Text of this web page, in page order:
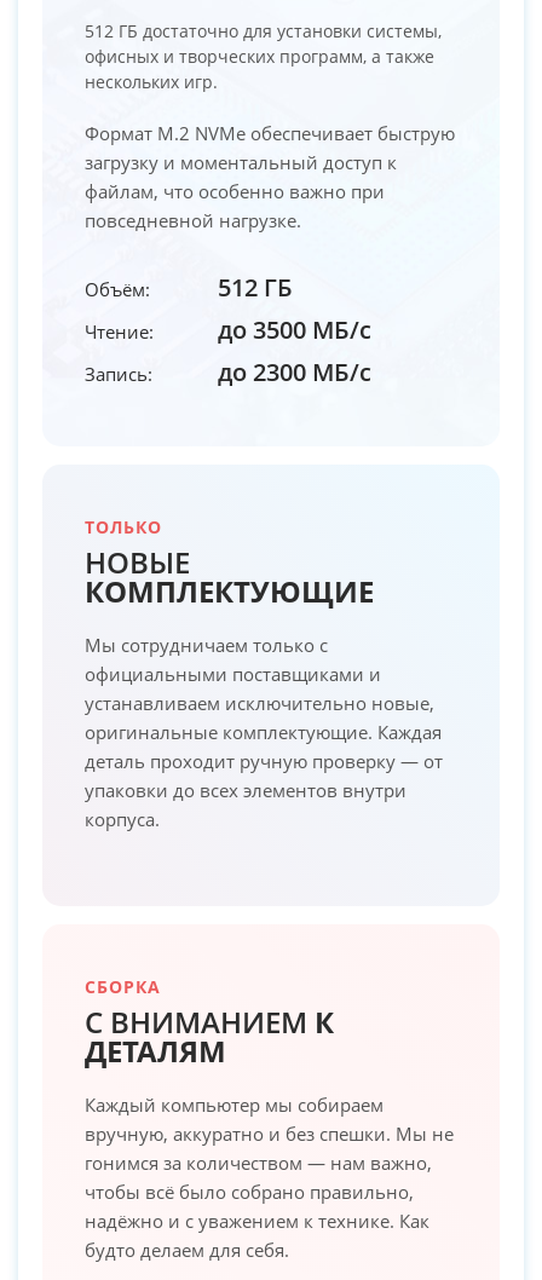
512 ГБ достаточно для установки системы,
офисных и творческих программ, а также
нескольких игр.
Формат M.2 NVMe обеспечивает быструю
загрузку и моментальный доступ к
файлам, что особенно важно при
повседневной нагрузке.
Объём: 512 ГБ
Чтение: до 3500 МБ/с
Запись: до 2300 МБ/с
ТОЛЬКО
НОВЫЕ
КОМПЛЕКТУЮЩИЕ
Мы сотрудничаем только с
официальными поставщиками и
устанавливаем исключительно новые,
оригинальные комплектующие. Каждая
деталь проходит ручную проверку — от
упаковки до всех элементов внутри
корпуса.
СБОРКА
С ВНИМАНИЕМ К
ДЕТАЛЯМ
Каждый компьютер мы собираем
вручную, аккуратно и без спешки. Мы не
гонимся за количеством — нам важно,
чтобы всё было собрано правильно,
надёжно и с уважением к технике. Как
будто делаем для себя.